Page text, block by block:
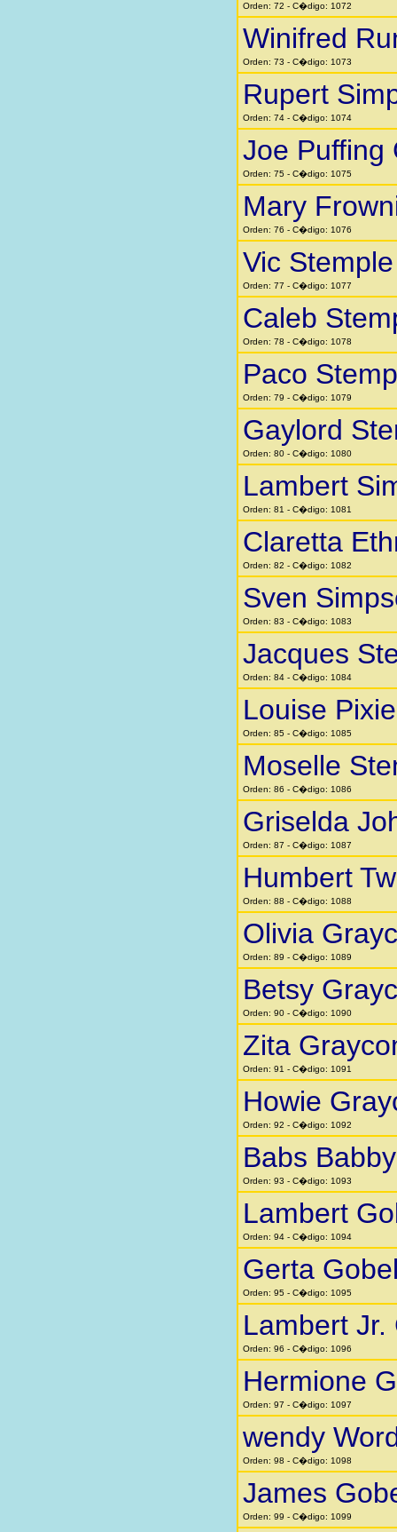
Orden: 72 - C�digo: 1072
Winifred
Orden: 73 - C�digo: 1073
Rupert
Orden: 74 - C�digo: 1074
Joe Puffing
Orden: 75 - C�digo: 1075
Mary
Orden: 76 - C�digo: 1076
Vic Stemple
Orden: 77 - C�digo: 1077
Caleb
Orden: 78 - C�digo: 1078
Paco
Orden: 79 - C�digo: 1079
Gaylord
Orden: 80 - C�digo: 1080
Lambert
Orden: 81 - C�digo: 1081
Claretta
Orden: 82 - C�digo: 1082
Sven
Orden: 83 - C�digo: 1083
Jacques
Orden: 84 - C�digo: 1084
Louise
Orden: 85 - C�digo: 1085
Moselle
Orden: 86 - C�digo: 1086
Griselda
Orden: 87 - C�digo: 1087
Humbert
Orden: 88 - C�digo: 1088
Olivia
Orden: 89 - C�digo: 1089
Betsy
Orden: 90 - C�digo: 1090
Zita
Orden: 91 - C�digo: 1091
Howie
Orden: 92 - C�digo: 1092
Babs
Orden: 93 - C�digo: 1093
Lambert
Orden: 94 - C�digo: 1094
Gerta
Orden: 95 - C�digo: 1095
Lambert Jr.
Orden: 96 - C�digo: 1096
Hermione
Orden: 97 - C�digo: 1097
wendy
Orden: 98 - C�digo: 1098
James
Orden: 99 - C�digo: 1099